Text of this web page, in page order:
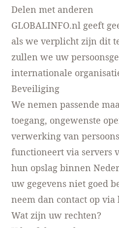
Delen met anderen
GLOBALINFO.nl geeft
als we verplicht zijn dit
zullen we uw
internationale
Beveiliging
We nemen passende
toegang, ongewenste
verwerking van
functioneert via servers
hun opslag binnen
uw gegevens niet goed
neem dan contact op
Wat zijn uw rechten?